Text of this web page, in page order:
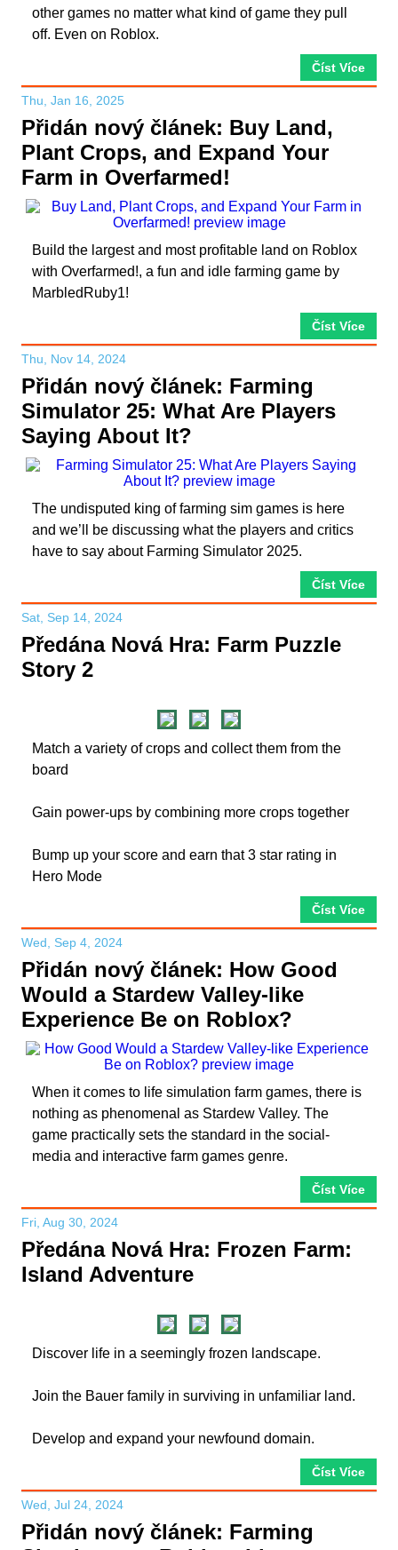
other games no matter what kind of game they pull
off. Even on Roblox.
Číst Více
Thu, Jan 16, 2025
Přidán nový článek: Buy Land,
Plant Crops, and Expand Your
Farm in Overfarmed!
Build the largest and most profitable land on Roblox
with Overfarmed!, a fun and idle farming game by
MarbledRuby1!
Číst Více
Thu, Nov 14, 2024
Přidán nový článek: Farming
Simulator 25: What Are Players
Saying About It?
The undisputed king of farming sim games is here
and we’ll be discussing what the players and critics
have to say about Farming Simulator 2025.
Číst Více
Sat, Sep 14, 2024
Předána Nová Hra: Farm Puzzle
Story 2
Match a variety of crops and collect them from the
board
Gain power-ups by combining more crops together
Bump up your score and earn that 3 star rating in
Hero Mode
Číst Více
Wed, Sep 4, 2024
Přidán nový článek: How Good
Would a Stardew Valley-like
Experience Be on Roblox?
When it comes to life simulation farm games, there is
nothing as phenomenal as Stardew Valley. The
game practically sets the standard in the social-
media and interactive farm games genre.
Číst Více
Fri, Aug 30, 2024
Předána Nová Hra: Frozen Farm:
Island Adventure
Discover life in a seemingly frozen landscape.
Join the Bauer family in surviving in unfamiliar land.
Develop and expand your newfound domain.
Číst Více
Wed, Jul 24, 2024
Přidán nový článek: Farming